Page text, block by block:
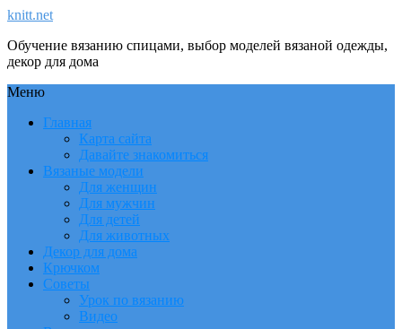
knitt.net
Обучение вязанию спицами, выбор моделей вязаной одежды,
декор для дома
Меню
Главная
Карта сайта
Давайте знакомиться
Вязаные модели
Для женщин
Для мужчин
Для детей
Для животных
Декор для дома
Крючком
Советы
Урок по вязанию
Видео